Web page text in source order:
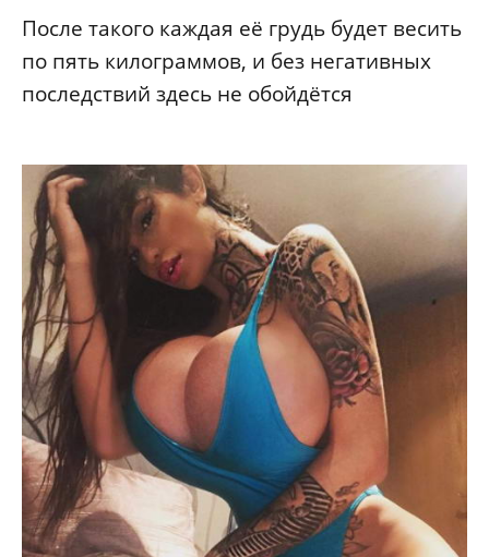
После такого каждая её грудь будет весить
по пять килограммов, и без негативных
последствий здесь не обойдётся